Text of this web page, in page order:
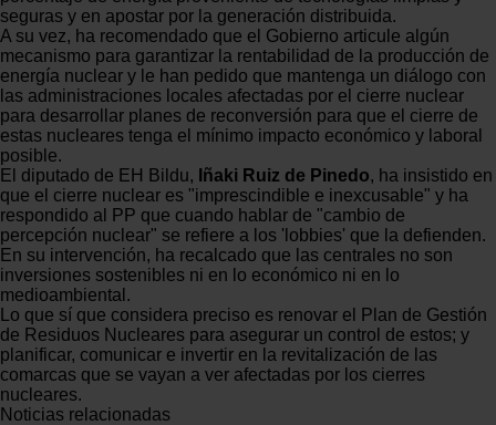
seguras y en apostar por la generación distribuida.
A su vez, ha recomendado que el Gobierno articule algún
mecanismo para garantizar la rentabilidad de la producción de
energía nuclear y le han pedido que mantenga un diálogo con
las administraciones locales afectadas por el cierre nuclear
para desarrollar planes de reconversión para que el cierre de
estas nucleares tenga el mínimo impacto económico y laboral
posible.
El diputado de EH Bildu, Iñaki Ruiz de Pinedo, ha insistido en
que el cierre nuclear es "imprescindible e inexcusable" y ha
respondido al PP que cuando hablar de "cambio de
percepción nuclear" se refiere a los 'lobbies' que la defienden.
En su intervención, ha recalcado que las centrales no son
inversiones sostenibles ni en lo económico ni en lo
medioambiental.
Lo que sí que considera preciso es renovar el Plan de Gestión
de Residuos Nucleares para asegurar un control de estos; y
planificar, comunicar e invertir en la revitalización de las
comarcas que se vayan a ver afectadas por los cierres
nucleares.
Noticias relacionadas